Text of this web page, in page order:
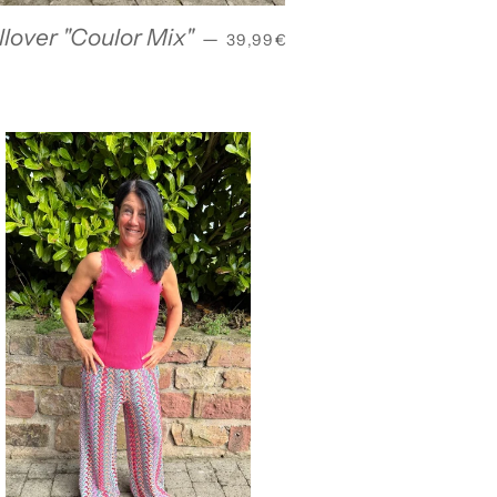
"Coulor Mix" — NORMALER PREIS
39,99€